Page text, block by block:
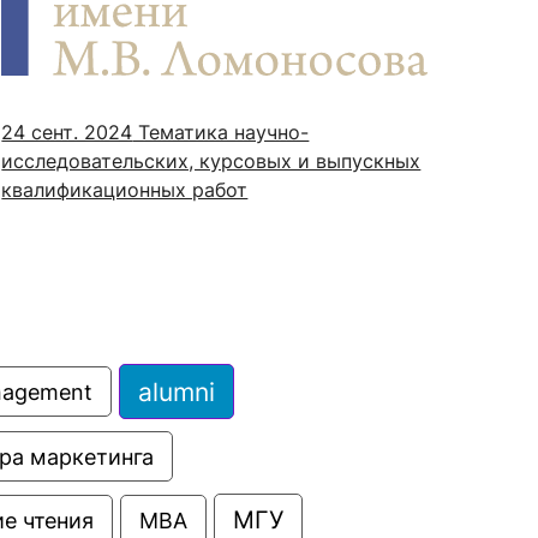
базы
Студентам
Преподавателям
24 сент. 2024 Тематика научно-
исследовательских, курсовых и выпускных
квалификационных работ
alumni
маркетинга
чтения МВА МГУ